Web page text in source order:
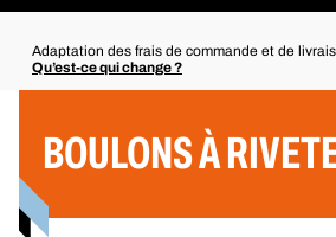
Adaptation des frais de commande et de
Qu’est-ce qui change ?
BOULONS À